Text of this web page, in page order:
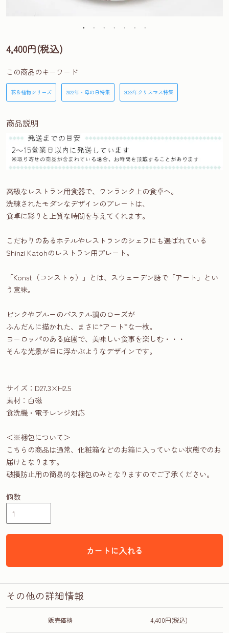
4,400円(税込)
この商品のキーワード
花＆植物シリーズ 2022年・母の日特集 2023年クリスマス特集
商品説明
高級なレストラン用食器で、ワンランク上の食卓へ。
洗練されたモダンなデザインのプレートは、
食卓に彩りと上質な時間を与えてくれます。
こだわりのあるホテルやレストランのシェフにも選ばれている
Shinzi Katohのレストラン用プレート。
「Konst（コンストゥ）」とは、スウェーデン語で「アート」とい
う意味。
ピンクやブルーのパステル調のローズが
ふんだんに描かれた、まさに“アート”な一枚。
ヨーロッパのある庭園で、美味しい食事を楽しむ・・・
そんな光景が目に浮かぶようなデザインです。
サイズ：D27.3×H2.5
素材：白磁
食洗機・電子レンジ対応
＜※梱包について＞
こちらの商品は通常、化粧箱などのお箱に入っていない状態でのお
届けとなります。
破損防止用の簡易的な梱包のみとなりますのでご了承ください。
個数
カートに入れる
その他の詳細情報
販売価格 4,400円(税込)